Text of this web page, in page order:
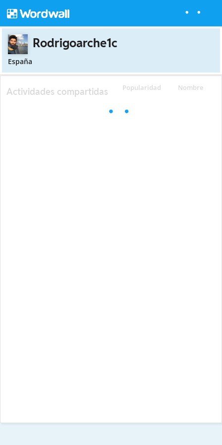
Rodrigoarche1c
España
Popularidad Nombre
Actividades compartidas